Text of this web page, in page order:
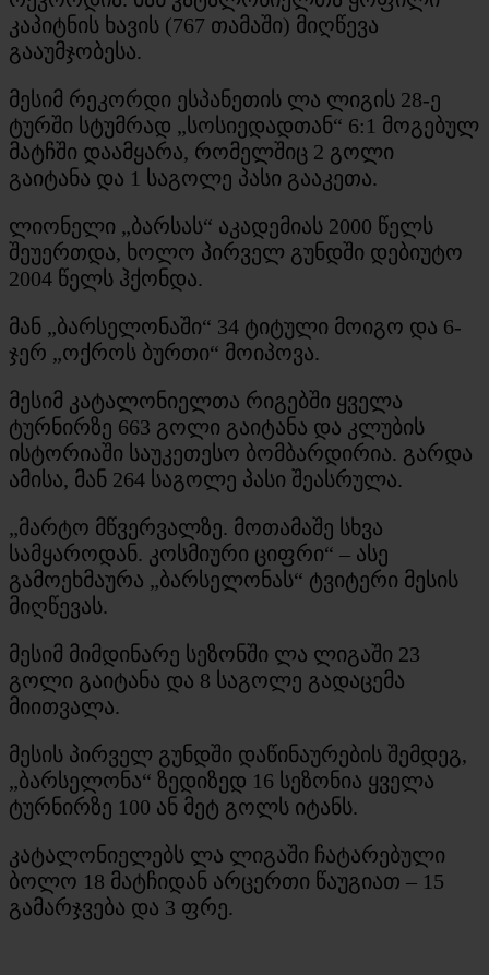
კაპიტნის ხავის (767 თამაში) მიღწევა
გააუმჯობესა.
მესიმ რეკორდი ესპანეთის ლა ლიგის 28-ე
ტურში სტუმრად „სოსიედადთან“ 6:1 მოგებულ
მატჩში დაამყარა, რომელშიც 2 გოლი
გაიტანა და 1 საგოლე პასი გააკეთა.
ლიონელი „ბარსას“ აკადემიას 2000 წელს
შეუერთდა, ხოლო პირველ გუნდში დებიუტო
2004 წელს ჰქონდა.
მან „ბარსელონაში“ 34 ტიტული მოიგო და 6-
ჯერ „ოქროს ბურთი“ მოიპოვა.
მესიმ კატალონიელთა რიგებში ყველა
ტურნირზე 663 გოლი გაიტანა და კლუბის
ისტორიაში საუკეთესო ბომბარდირია. გარდა
ამისა, მან 264 საგოლე პასი შეასრულა.
„მარტო მწვერვალზე. მოთამაშე სხვა
სამყაროდან. კოსმიური ციფრი“ – ასე
გამოეხმაურა „ბარსელონას“ ტვიტერი მესის
მიღწევას.
მესიმ მიმდინარე სეზონში ლა ლიგაში 23
გოლი გაიტანა და 8 საგოლე გადაცემა
მიითვალა.
მესის პირველ გუნდში დაწინაურების შემდეგ,
„ბარსელონა“ ზედიზედ 16 სეზონია ყველა
ტურნირზე 100 ან მეტ გოლს იტანს.
კატალონიელებს ლა ლიგაში ჩატარებული
ბოლო 18 მატჩიდან არცერთი წაუგიათ – 15
გამარჯვება და 3 ფრე.